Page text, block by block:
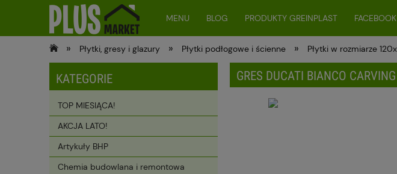
MENU BLOG PRODUKTY GREINPLAST FACEBOOK
» Płytki, gresy i glazury » Płytki podłogowe i ścienne » Płytki w rozmiarze
KATEGORIE
TOP MIESIĄCA!
AKCJA LATO!
Artykuły BHP
Chemia budowlana i remontowa
GRES DUCATI BIANCO